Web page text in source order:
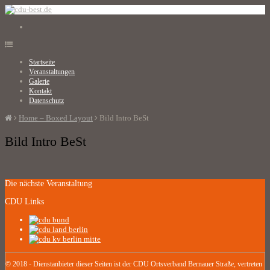
Startseite
Veranstaltungen
Galerie
Kontakt
Datenschutz
Home – Boxed Layout Bild Intro BeSt
Bild Intro BeSt
Die nächste Veranstaltung
CDU Links
© 2018 - Dienstanbieter dieser Seiten ist der CDU Ortsverband Bernauer Straße, vertreten